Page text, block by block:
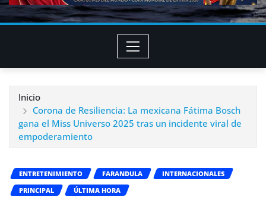
Inicio
Corona de Resiliencia: La mexicana Fátima Bosch
gana el Miss Universo 2025 tras un incidente viral de
empoderamiento
ENTRETENIMIENTO FARANDULA
INTERNACIONALES
PRINCIPAL
ÚLTIMA HORA